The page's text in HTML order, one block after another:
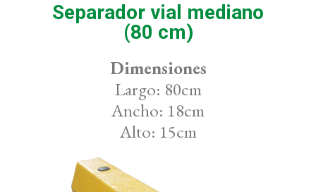
Separador vial mediano
(80 cm)
Dimensiones
Largo: 80cm
Ancho: 18cm
Alto: 15cm